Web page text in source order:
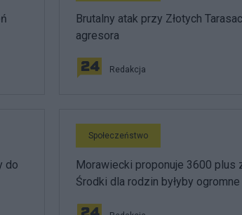
Brutalny atak przy Złotych
agresora
Redakcja
do
Społeczeństwo
Morawiecki proponuje 3600 plus
Środki dla rodzin byłyby ogromne